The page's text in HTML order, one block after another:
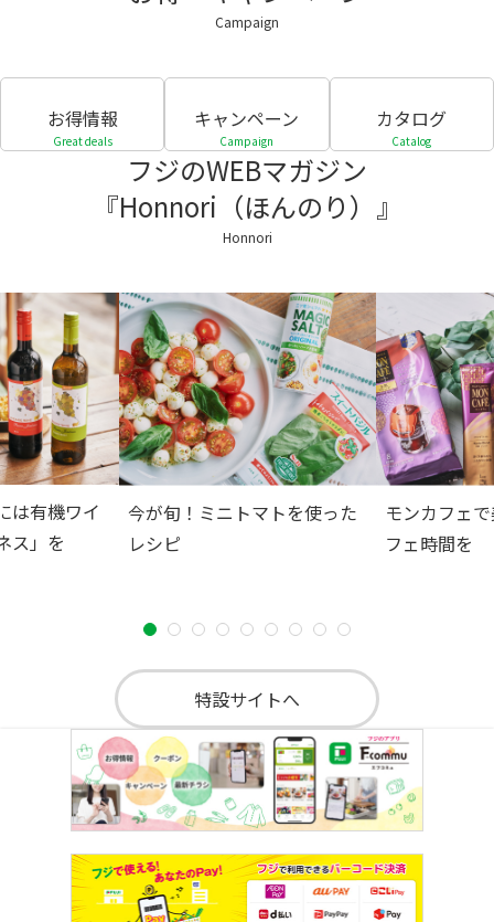
Campaign
お得情報
Great deals
キャンペーン
Campaign
カタログ
Catalog
フジのWEBマガジン
『Honnori（ほんのり）』
Honnori
は有機ワイ
ス」を
今が旬！ミニトマトを使った
レシピ
モンカフェ
フェ時間を
特設サイトへ